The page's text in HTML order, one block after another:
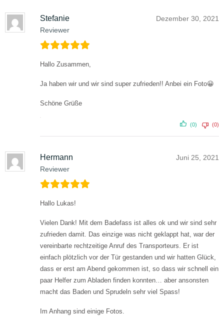
Stefanie
Reviewer
Dezember 30, 2021
Hallo Zusammen,
Ja haben wir und wir sind super zufrieden!! Anbei ein Foto😀
Schöne Grüße
(0) (0)
Hermann
Reviewer
Juni 25, 2021
Hallo Lukas!
Vielen Dank! Mit dem Badefass ist alles ok und wir sind sehr
zufrieden damit. Das einzige was nicht geklappt hat, war der
vereinbarte rechtzeitige Anruf des Transporteurs. Er ist
einfach plötzlich vor der Tür gestanden und wir hatten Glück,
dass er erst am Abend gekommen ist, so dass wir schnell ein
paar Helfer zum Abladen finden konnten… aber ansonsten
macht das Baden und Sprudeln sehr viel Spass!
Im Anhang sind einige Fotos.